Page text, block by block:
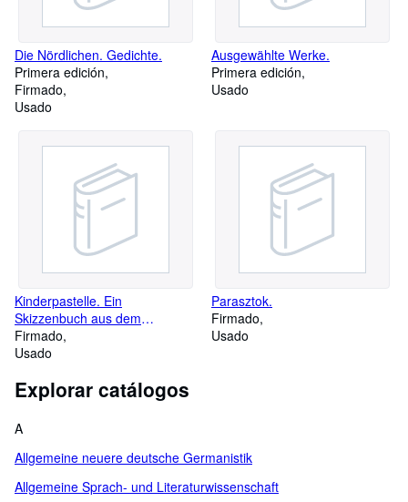
Die Nördlichen. Gedichte.
Primera edición
Firmado
Usado
Ausgewählte Werke.
Primera edición
Usado
Kinderpastelle. Ein
Skizzenbuch aus dem
Märchenland der ersten
Jugendzeit.
Firmado
Usado
Parasztok.
Firmado
Usado
Explorar catálogos
A
Allgemeine neuere deutsche Germanistik
Allgemeine Sprach- und Literaturwissenschaft